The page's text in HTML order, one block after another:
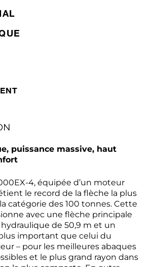
puissance massive, haut
4, équipée d’un moteur
le record de la flèche la plus
catégorie des 100 tonnes. Cette
avec une flèche principale
de 50,9 m et un
important que celui du
– pour les meilleures abaques
et le plus grand rayon dans